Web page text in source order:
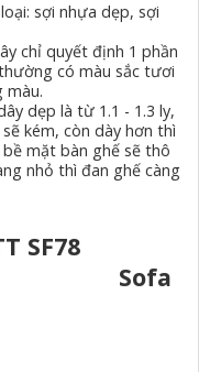
sợi nhựa dẹp, sợi
chỉ quyết định 1 phần
có màu sắc tươi
màu.
dẹp là từ 1.1 - 1.3 ly,
kém, còn dày hơn thì
mặt bàn ghế sẽ thô
nhỏ thì đan ghế càng